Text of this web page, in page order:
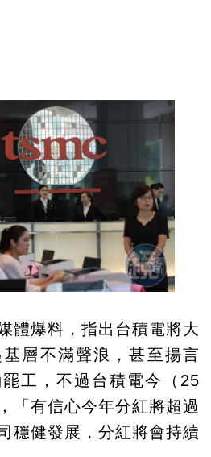
體爆料，指出台積電將大
層不滿聲浪，甚至揚言
工，不過台積電今（25
「有信心今年分紅將超過
穩健發展，分紅將會持續